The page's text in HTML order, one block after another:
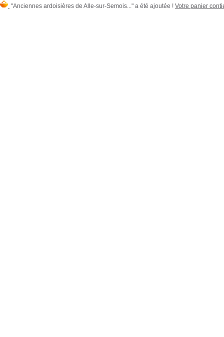
"Anciennes ardoisières de Alle-sur-Semois..." a été ajoutée ! Votre panier